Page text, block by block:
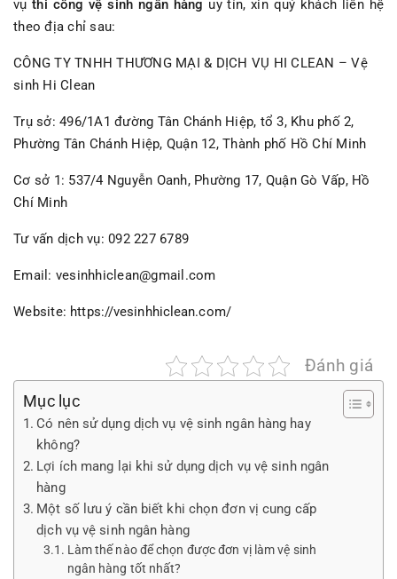
vụthi công vệ sinh ngân hàng uy tín, xin quý khách liên hệ
theo địa chỉ sau:
CÔNG TY TNHH THƯƠNG MẠI & DỊCH VỤ HI CLEAN – Vệ
sinh Hi Clean
Trụ sở: 496/1A1 đường Tân Chánh Hiệp, tổ 3, Khu phố 2,
Phường Tân Chánh Hiệp, Quận 12, Thành phố Hồ Chí Minh
Cơ sở 1: 537/4 Nguyễn Oanh, Phường 17, Quận Gò Vấp, Hồ
Chí Minh
Tư vấn dịch vụ: 092 227 6789
Email: vesinhhiclean@gmail.com
Website: https://vesinhhiclean.com/
Đánh giá
Mục lục
Có nên sử dụng dịch vụ vệ sinh ngân hàng hay
không?
Lợi ích mang lại khi sử dụng dịch vụ vệ sinh ngân
hàng
Một số lưu ý cần biết khi chọn đơn vị cung cấp
dịch vụ vệ sinh ngân hàng
Làm thế nào để chọn được đơn vị làm vệ sinh
ngân hàng tốt nhất?